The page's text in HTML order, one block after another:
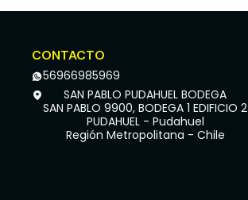
CONTACTO
56966985969
SAN PABLO PUDAHUEL BODEGA
SAN PABLO 9900, BODEGA 1 EDIFICIO 2
PUDAHUEL - Pudahuel
Región Metropolitana - Chile